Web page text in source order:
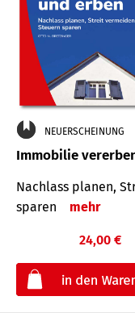
NEUERSCHEINUNG
Immobilie
Nachlass planen,
sparen
mehr
24,00 €